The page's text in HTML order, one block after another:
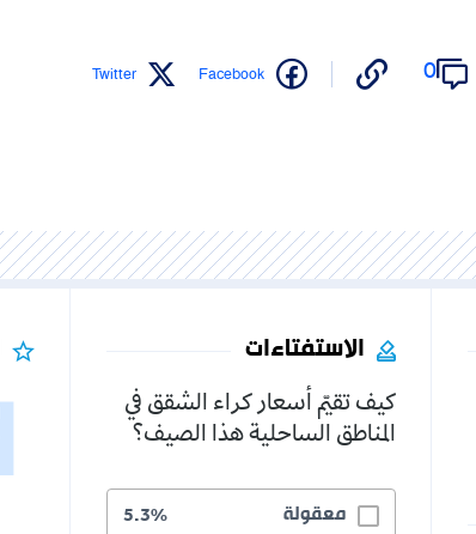
0
Facebook
Twitter
الاستفتاءات
كيف تقيّم أسعار كراء الشقق في
المناطق الساحلية هذا الصيف؟
معقولة 5.3%